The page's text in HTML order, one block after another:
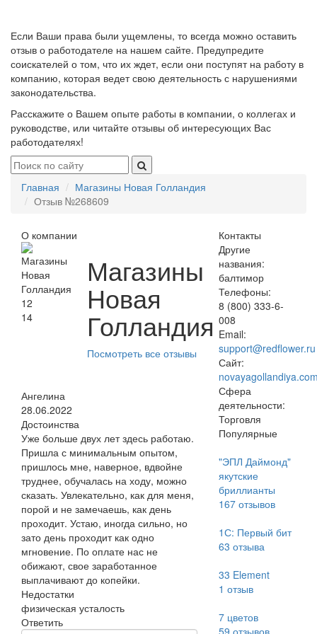
Если Ваши права были ущемлены, то всегда можно оставить
отзыв о работодателе на нашем сайте. Предупредите
соискателей о том, что их ждет, если они поступят на работу в
компанию, которая ведет свою деятельность с нарушениями
законодательства.
Расскажите о Вашем опыте работы в компании, о коллегах и
руководстве, или читайте отзывы об интересующих Вас
работодателях!
Главная
Магазины Новая Голландия
Отзыв №268609
О компании
12
14
Магазины
Новая
Голландия
Посмотреть все отзывы
Ангелина
28.06.2022
Достоинства
Уже больше двух лет здесь работаю.
Пришла с минимальным опытом,
пришлось мне, наверное, вдвойне
труднее, обучалась на ходу, можно
сказать. Увлекательно, как для меня,
порой и не замечаешь, как день
проходит. Устаю, иногда сильно, но
зато день проходит как одно
мгновение. По оплате нас не
обижают, свое заработанное
выплачивают до копейки.
Недостатки
физическая усталость
Ответить
Контакты
Другие
названия:
балтимор
Телефоны:
8 (800) 333-6-
008
Email:
support@redflower.ru
Сайт:
Сфера
деятельности:
Торговля
Популярные
"ЭПЛ Даймонд"
якутские
бриллианты
167отзывов
1С: Первый бит
63 отзыва
33 Element
1 отзыв
7 цветов
59 отзывов